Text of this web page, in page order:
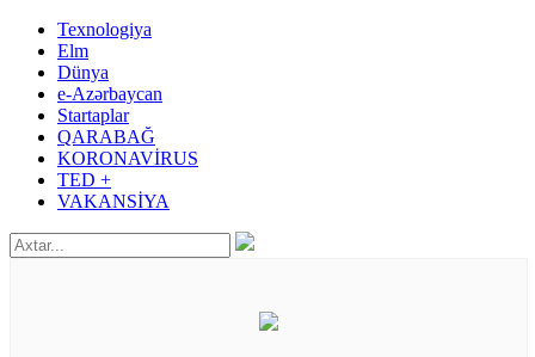
Texnologiya
Elm
Dünya
e-Azərbaycan
Startaplar
QARABAĞ
KORONAVİRUS
TED +
VAKANSİYA